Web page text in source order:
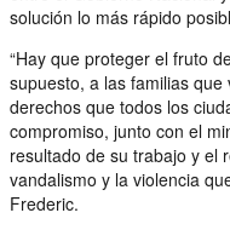
solución lo más rápido
“Hay que proteger el fruto
supuesto, a las familias
derechos que todos los
compromiso, junto con el
resultado de su trabajo y el
vandalismo y la violencia
Frederic.